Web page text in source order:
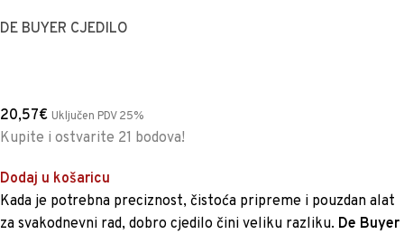
DE BUYER CJEDILO
20,57€ Uključen PDV 25%
Kupite i ostvarite 21 bodova!
Dodaj u košaricu
Kada je potrebna preciznost, čistoća pripreme i pouzdan alat
za svakodnevni rad, dobro cjedilo čini veliku razliku. De Buyer